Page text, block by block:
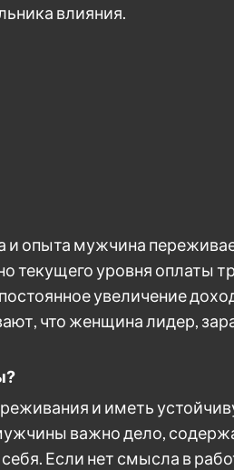
влияния.
и опыта мужчина
текущего уровня оплаты
увеличение
что женщина лидер,
и иметь
важно дело,
Если нет смысла в